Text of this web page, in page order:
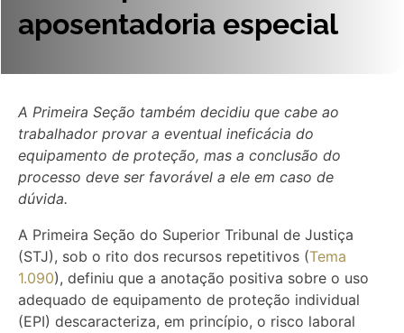
aposentadoria especial
A Primeira Seção também decidiu que cabe ao
trabalhador provar a eventual ineficácia do
equipamento de proteção, mas a conclusão do
processo deve ser favorável a ele em caso de
dúvida.
A Primeira Seção do Superior Tribunal de Justiça
(STJ), sob o rito dos recursos repetitivos (Tema
1.090), definiu que a anotação positiva sobre o uso
adequado de equipamento de proteção individual
(EPI) descaracteriza, em princípio, o risco laboral